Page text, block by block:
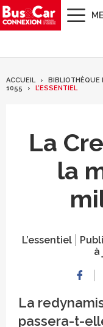
ACCUEIL BIBLIOTHÈQUE
1055
L’ESSENTIEL
La
la
L’essentiel
à
La
passera-t-